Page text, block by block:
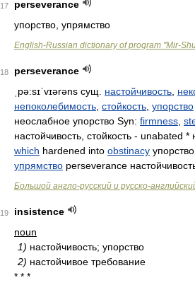
17
perseverance
упорство, упрямство
English-Russian dictionary of program "Mir-
18
perseverance
ˌpə:sɪˈvɪərəns сущ. настойчивость
непоколебимость стойкость упорство
неослабное упорство Syn: firmness
настойчивость, стойкость - unabated
which hardened into obstinacy упорство,
упрямство perseverance
Большой англо-русский и русско-
19
insistence
noun
1) настойчивость; упорство
2) настойчивое требование
* * *